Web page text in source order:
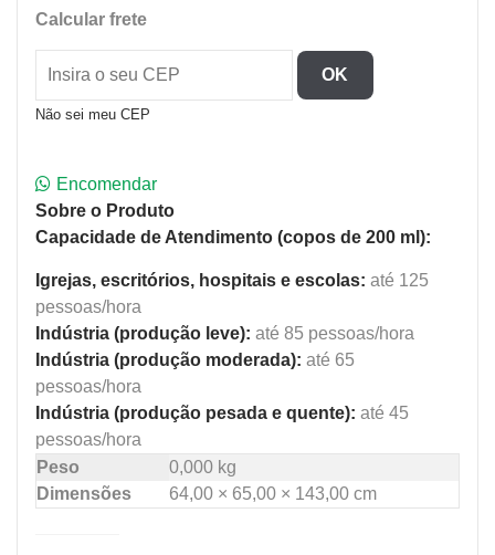
Calcular frete
OK
Não sei meu CEP
Encomendar
Sobre o Produto
Capacidade de Atendimento (copos de 200 ml):
Igrejas, escritórios, hospitais e escolas: até 125
pessoas/hora
Indústria (produção leve): até 85 pessoas/hora
Indústria (produção moderada): até 65
pessoas/hora
Indústria (produção pesada e quente): até 45
pessoas/hora
Peso
0,000 kg
Dimensões
64,00 × 65,00 × 143,00 cm